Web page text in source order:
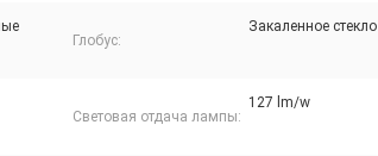
Глобус:
Закаленное стекло
Световая отдача лампы:
127 lm/w